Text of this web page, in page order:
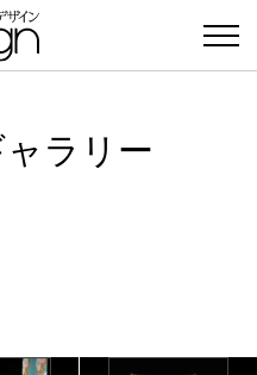
ラリー